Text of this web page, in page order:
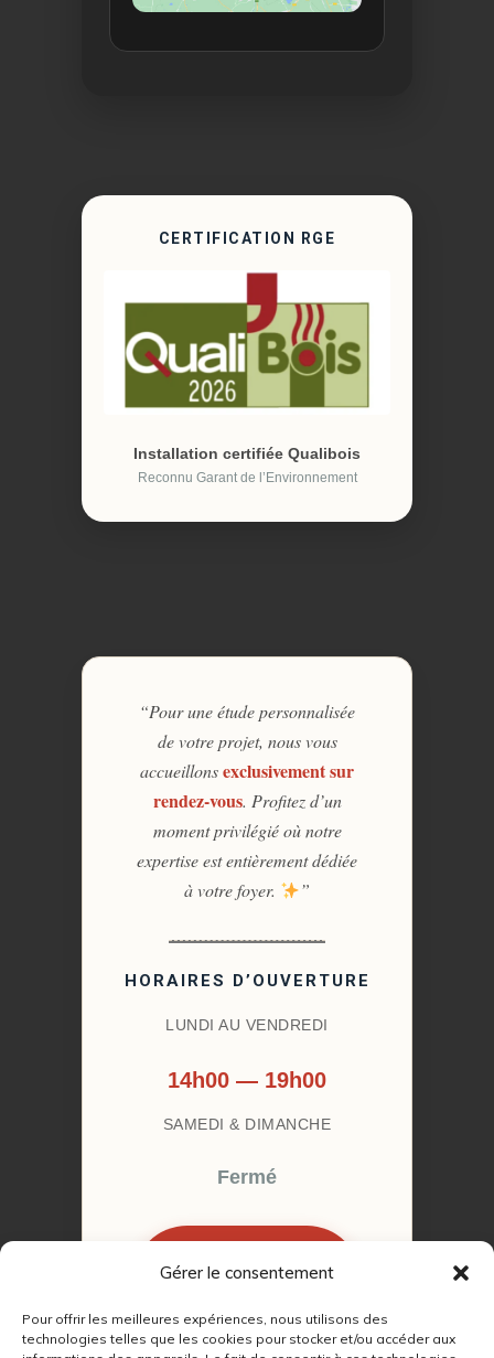
Gérer le consentement
Pour offrir les meilleures expériences, nous utilisons des
technologies telles que les cookies pour stocker et/ou accéder aux
CERTIFICATION RGE
Installation certifiée Qualibois
Reconnu Garant de l’Environnement
“Pour une étude personnalisée
de votre projet, nous vous
accueillonsexclusivement sur
rendez-vous. Profitez d’un
moment privilégié où notre
expertise est entièrement dédiée
à votre foyer.
”
HORAIRES D’OUVERTURE
LUNDI AU VENDREDI
14h00 — 19h00
SAMEDI & DIMANCHE
Fermé
RENDEZ-VOUS